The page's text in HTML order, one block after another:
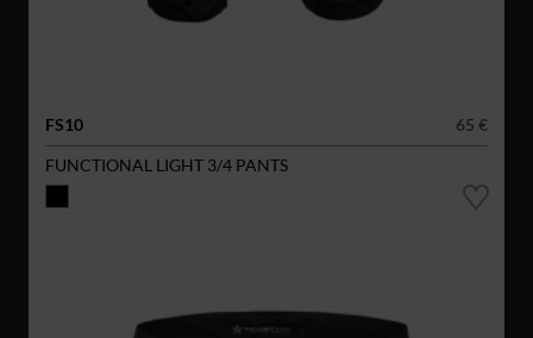
FS10
65 €
FUNCTIONAL LIGHT 3/4 PANTS